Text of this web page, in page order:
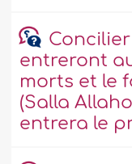
entreront
morts et le
(Salla
entrera le